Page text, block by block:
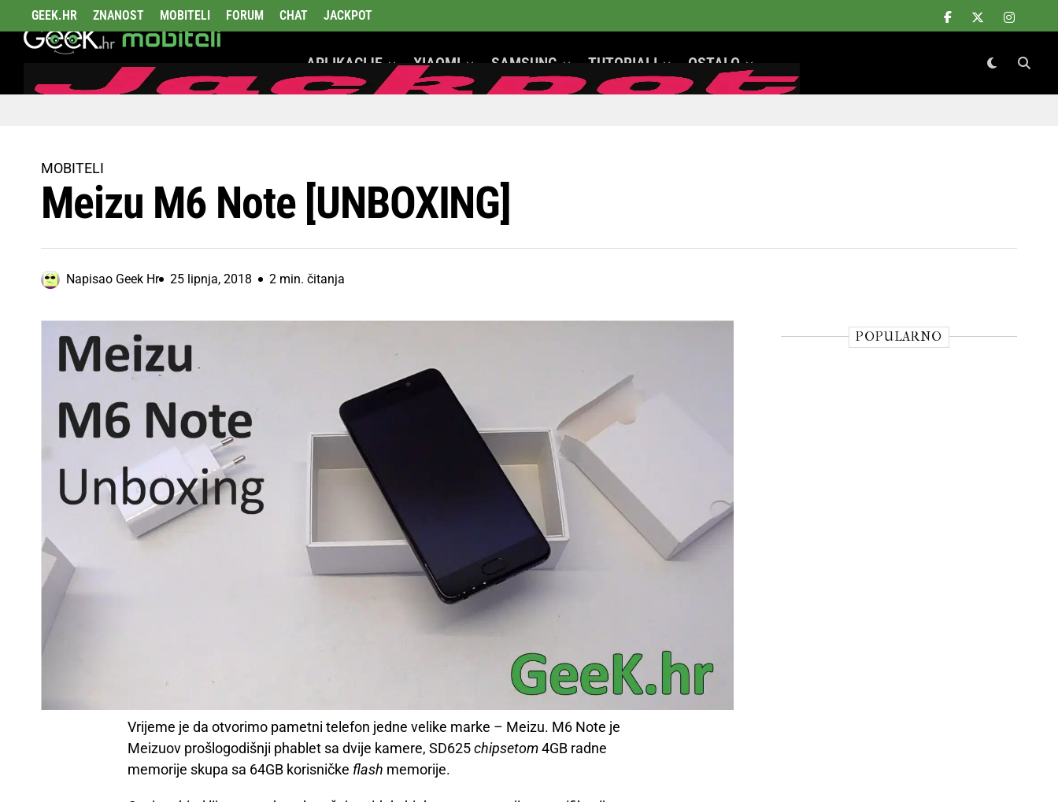
GEEK.HR ZNANOST MOBITELI FORUM CHAT JACKPOT
GeeK Mobiteli
APLIKACIJE XIAOMI SAMSUNG TUTORIALI OSTALO
MOBITELI
Meizu M6 Note [UNBOXING]
Napisao Geek Hr 25 lipnja, 2018 2 min. čitanja
Vrijeme je da otvorimo pametni telefon jedne velike marke – Meizu. M6 Note je
Meizuov prošlogodišnji phablet sa dvije kamere, SD625chipsetom4GB radne
memorije skupa sa 64GB korisničke flash memorije.
POPULARNO